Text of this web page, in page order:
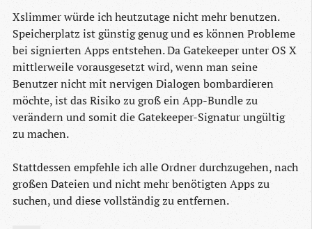
Xslimmer würde ich heutzutage nicht mehr benutzen.
Speicherplatz ist günstig genug und es können Probleme
bei signierten Apps entstehen. Da Gatekeeper unter OS X
mittlerweile vorausgesetzt wird, wenn man seine
Benutzer nicht mit nervigen Dialogen bombardieren
möchte, ist das Risiko zu groß ein App-Bundle zu
verändern und somit die Gatekeeper-Signatur ungültig
zu machen.
Stattdessen empfehle ich alle Ordner durchzugehen, nach
großen Dateien und nicht mehr benötigten Apps zu
suchen, und diese vollständig zu entfernen.